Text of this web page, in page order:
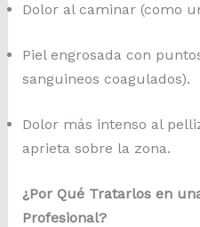
Dolor al caminar (como
Piel engrosada con
sanguineos coagulados).
Dolor más intenso al
aprieta sobre la zona.
¿Por Qué Tratarlos en
Profesional?